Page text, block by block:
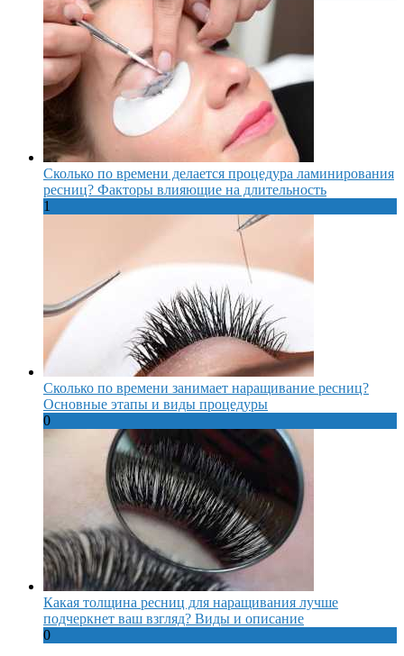
Сколько по времени делается процедура ламинирования
ресниц? Факторы влияющие на длительность
1
Сколько по времени занимает наращивание ресниц?
Основные этапы и виды процедуры
0
Какая толщина ресниц для наращивания лучше
подчеркнет ваш взгляд? Виды и описание
0